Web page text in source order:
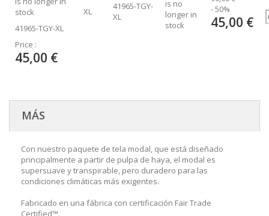
41965-TGY-XL
Price :
45,00 €
XL
41965-TGY-
XL
is no
longer in
stock
- 50%
45,00 €
MÁS
Con nuestro paquete de tela modal, que está diseñado
principalmente a partir de pulpa de haya, el modal es
supersuave y transpirable, pero duradero para las
condiciones climáticas más exigentes.
Fabricado en una fábrica con certificación Fair Trade
Certified™.